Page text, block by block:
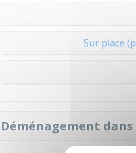
Sur place
Déménagement